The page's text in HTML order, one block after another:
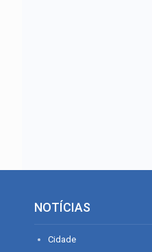
NOTÍCIAS
Cidade